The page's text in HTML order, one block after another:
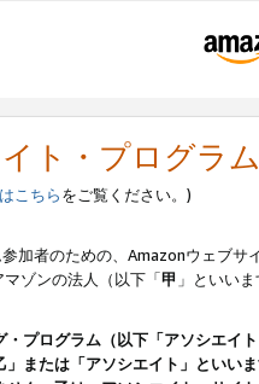
ト・プログラ
こちらをご覧ください。)
加者のための、Amazonウェブサ
ゾンの法人（以下「甲 」といい
プログラム（以下「アソシエイ
」または「アソシエイト」とい